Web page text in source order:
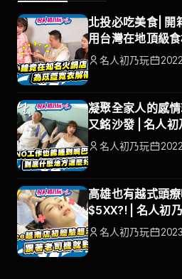
北投必吃美食| 開
用台灣在地頂級
巫苡萱
名人初乃玩
凝聚全家人的感
又銘沙發 | 名人
名人初乃玩
高雄也有越式頭
$5XX?! | 名人初
ALBEE | #默 越式
名人初乃玩